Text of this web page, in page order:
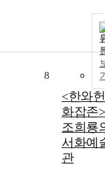
8
<한와
화잡존
조희룡
서화예
관